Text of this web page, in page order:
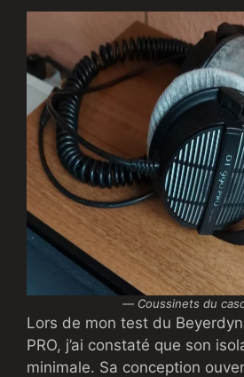
— Coussinets du
Lors de mon test du
PRO, j’ai constaté que son
minimale. Sa conception